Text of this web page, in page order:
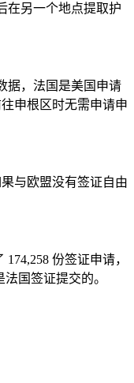
在另一个地点提取护
据，法国是美国申请
申根区时无需申请申
与欧盟没有签证自由
份签证申请，
国签证提交的。